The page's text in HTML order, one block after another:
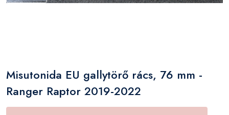
Misutonida EU gallytörő rács, 76 mm -
Ranger Raptor 2019-2022